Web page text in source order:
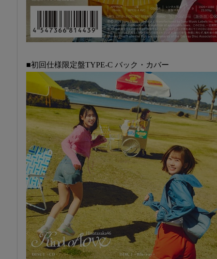
■初回仕様限定盤TYPE-C バック・カバー